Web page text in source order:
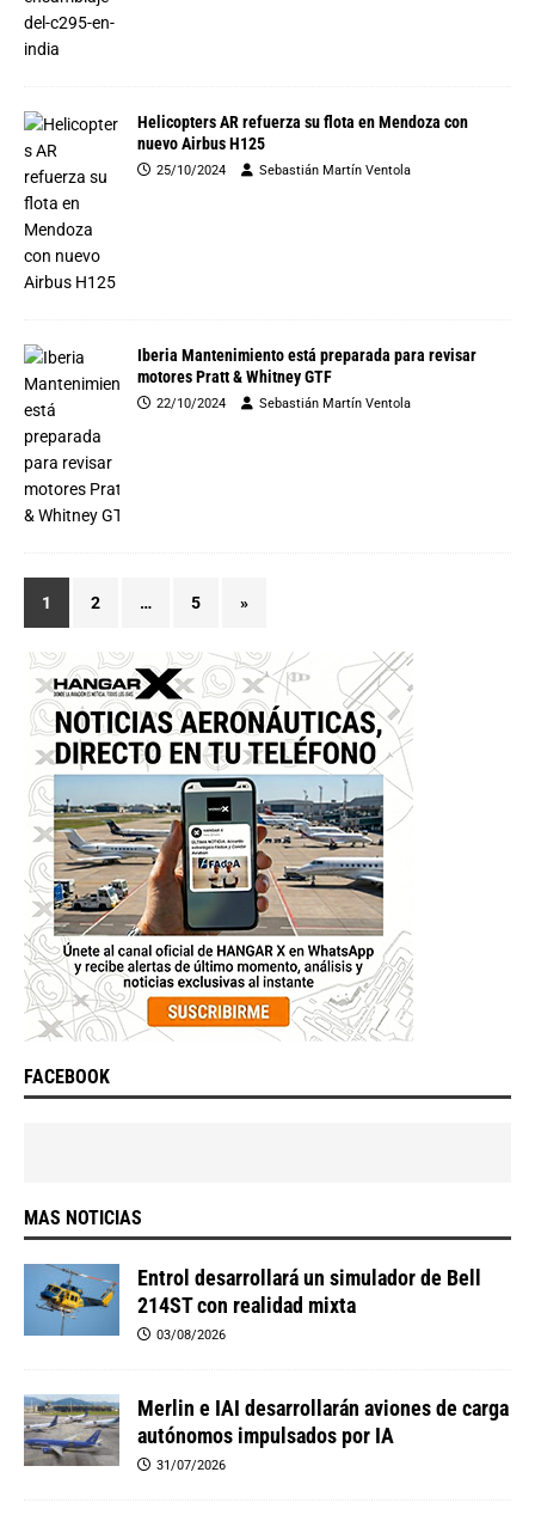
Helicopters AR refuerza su flota en Mendoza con
nuevo Airbus H125
25/10/2024 Sebastián Martín Ventola
Iberia Mantenimiento está preparada para revisar
motores Pratt & Whitney GTF
22/10/2024 Sebastián Martín Ventola
1 2 … 5 »
FACEBOOK
MAS NOTICIAS
Entrol desarrollará un simulador de Bell
214ST con realidad mixta
03/08/2026
Merlin e IAI desarrollarán aviones de carga
autónomos impulsados por IA
31/07/2026